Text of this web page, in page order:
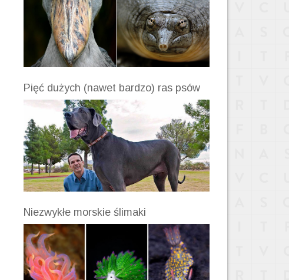
Pięć dużych (nawet bardzo) ras psów
Niezwykłe morskie ślimaki